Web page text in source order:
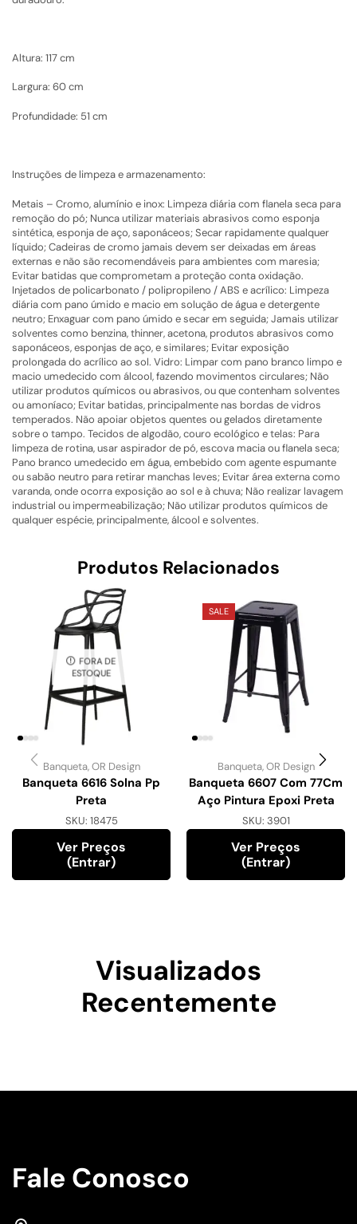
Altura: 117 cm
Largura: 60 cm
Profundidade: 51 cm
Instruções de limpeza e armazenamento:
Metais – Cromo, alumínio e inox: Limpeza diária com flanela seca para
remoção do pó; Nunca utilizar materiais abrasivos como esponja
sintética, esponja de aço, saponáceos; Secar rapidamente qualquer
líquido; Cadeiras de cromo jamais devem ser deixadas em áreas
externas e não são recomendáveis para ambientes com maresia;
Evitar batidas que comprometam a proteção conta oxidação.
Injetados de policarbonato / polipropileno / ABS e acrílico: Limpeza
diária com pano úmido e macio em solução de água e detergente
neutro; Enxaguar com pano úmido e secar em seguida; Jamais utilizar
solventes como benzina, thinner, acetona, produtos abrasivos como
saponáceos, esponjas de aço, e similares; Evitar exposição
prolongada do acrílico ao sol. Vidro: Limpar com pano branco limpo e
macio umedecido com álcool, fazendo movimentos circulares; Não
utilizar produtos químicos ou abrasivos, ou que contenham solventes
ou amoníaco; Evitar batidas, principalmente nas bordas de vidros
temperados. Não apoiar objetos quentes ou gelados diretamente
sobre o tampo. Tecidos de algodão, couro ecológico e telas: Para
limpeza de rotina, usar aspirador de pó, escova macia ou flanela seca;
Pano branco umedecido em água, embebido com agente espumante
ou sabão neutro para retirar manchas leves; Evitar área externa como
varanda, onde ocorra exposição ao sol e à chuva; Não realizar lavagem
industrial ou impermeabilização; Não utilizar produtos químicos de
qualquer espécie, principalmente, álcool e solventes.
Produtos Relacionados
FORA DE
ESTOQUE
Banqueta,OR Design
Banqueta 6616 Solna Pp
Preta
SKU: 18475
Ver Preços
(entrar)
SALE
Banqueta,OR Design
Banqueta 6607 Com 77Cm
Aço Pintura Epoxi Preta
SKU: 3901
Ver Preços
(entrar)
Visualizados
Recentemente
Fale Conosco